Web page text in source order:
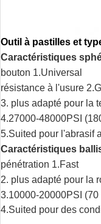
Outil à pastilles et
Caractéristiques
bouton 1.Universal
résistance à l'usure
3. plus adapté pour la
4.27000-48000PSI
5.Suited pour l'abrasif
Caractéristiques
pénétration 1.Fast
2. plus adapté pour la
3.10000-20000PSI (70
4.Suited pour des